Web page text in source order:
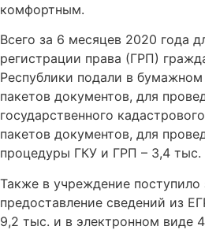
комфортным.
Всего за 6 месяцев 2020 года
регистрации права (ГРП)
Республики подали в
пакетов документов, для
государственного
пакетов документов, для
процедуры ГКУ и ГРП – 3,4 тыс.
Также в учреждение поступило
предоставление сведений из
9,2 тыс. и в электронном виде